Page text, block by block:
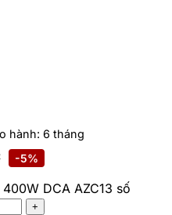
hành: 6 tháng
-5%
DCA AZC13 số